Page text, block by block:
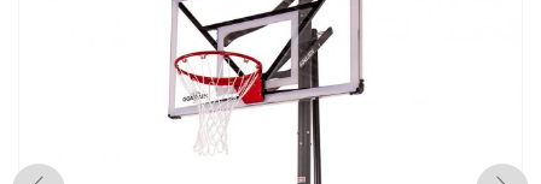
Basketballanlagen
Backboards
Zubehör